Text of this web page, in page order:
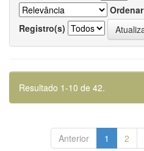
Ordenar
Registro(s)
Resultado 1-10 de 42.
Anterior 1 2